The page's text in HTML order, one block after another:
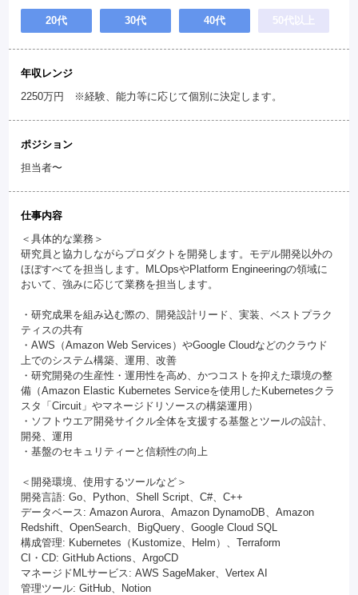
20代 30代 40代 50代以上
年収レンジ
2250万円 ※経験、能力等に応じて個別に決定します。
ポジション
担当者〜
仕事内容
＜具体的な業務＞
研究員と協力しながらプロダクトを開発します。モデル開発以外の
ほぼすべてを担当します。MLOpsやPlatform Engineeringの領域に
おいて、強みに応じて業務を担当します。
・研究成果を組み込む際の、開発設計リード、実装、ベストプラク
ティスの共有
・AWS（Amazon Web Services）やGoogle Cloudなどのクラウド
上でのシステム構築、運用、改善
・研究開発の生産性・運用性を高め、かつコストを抑えた環境の整
備（Amazon Elastic Kubernetes Serviceを使用したKubernetesクラ
スタ「Circuit」やマネージドリソースの構築運用）
・ソフトウエア開発サイクル全体を支援する基盤とツールの設計、
開発、運用
・基盤のセキュリティーと信頼性の向上
＜開発環境、使用するツールなど＞
開発言語: Go、Python、Shell Script、C#、C++
データベース: Amazon Aurora、Amazon DynamoDB、Amazon
Redshift、OpenSearch、BigQuery、Google Cloud SQL
構成管理: Kubernetes（Kustomize、Helm）、Terraform
CI・CD: GitHub Actions、ArgoCD
マネージドMLサービス: AWS SageMaker、Vertex AI
管理ツール: GitHub、Notion